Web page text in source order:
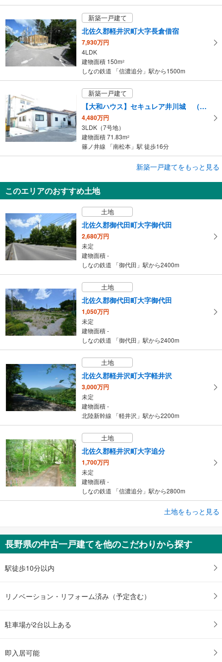
新築一戸建て
北佐久郡軽井沢町大字長倉借宿
7,930万円
4LDK
建物面積 150m2
しなの鉄道 「信濃追分」駅から1500m
新築一戸建て
【大和ハウス】セキュレア井川城 （分譲住宅）
4,480万円
3LDK（7号地）
建物面積 71.83m2
篠ノ井線 「南松本」駅 徒歩16分
【大和ハウス】セキュレア伊那荒井 （分譲住宅）
3,590万円～3,630万円
建物面積 79.65m
飯田線 「伊那市」駅 徒歩19分
新築一戸建てをもっと見る
このエリアのおすすめ土地
土地
北佐久郡御代田町大字御代田
2,680万円
未定
建物面積 -
しなの鉄道 「御代田」駅から2400m
土地
北佐久郡御代田町大字御代田
1,050万円
未定
建物面積 -
しなの鉄道 「御代田」駅から2400m
土地
北佐久郡軽井沢町大字軽井沢
3,000万円
未定
建物面積 -
北陸新幹線 「軽井沢」駅から2200m
土地
北佐久郡軽井沢町大字追分
1,700万円
未定
建物面積 -
しなの鉄道 「信濃追分」駅から2800m
300万円
未定
土地をもっと見る
長野県の中古一戸建てを他のこだわりから探す
駅徒歩10分以内
リノベーション・リフォーム済み（予定含む）
駐車場が2台以上ある
即入居可能